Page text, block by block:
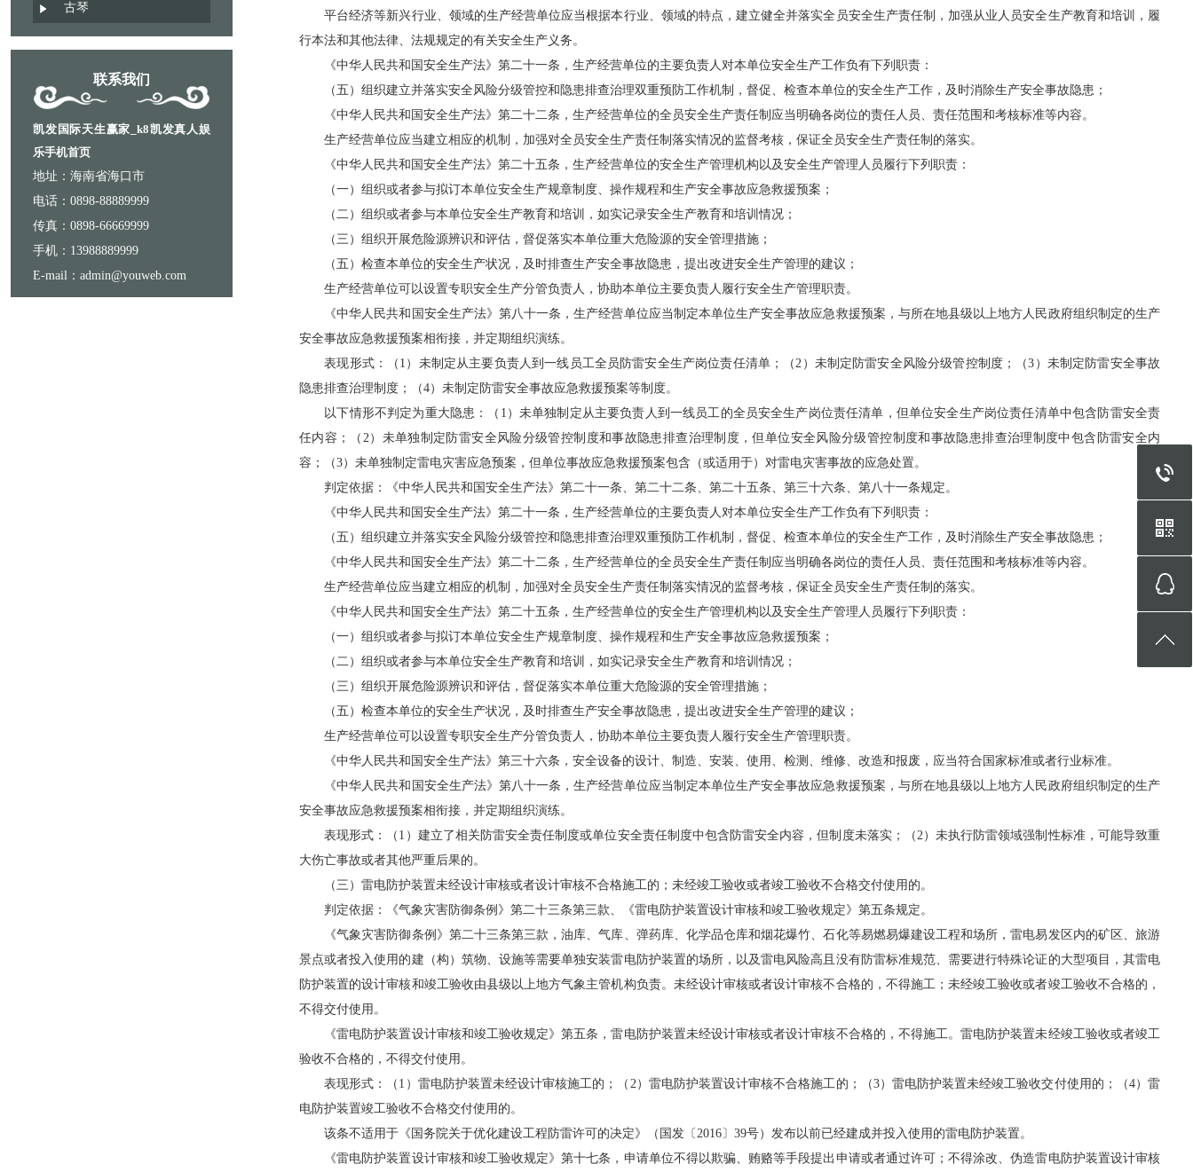
古琴
联系我们
凯发国际天生赢家_k8凯发真人娱
乐手机首页
地址：海南省海口市
电话：0898-88889999
传真：0898-66669999
手机：13988889999
E-mail：admin@youweb.com
平台经济等新兴行业、领域的生产经营单位应当根据本行业、领域的特点，建立健全并落实全员安全生产责任制，加强从业人员安全生产教育和培训，履
行本法和其他法律、法规规定的有关安全生产义务。
《中华人民共和国安全生产法》第二十一条，生产经营单位的主要负责人对本单位安全生产工作负有下列职责：
（五）组织建立并落实安全风险分级管控和隐患排查治理双重预防工作机制，督促、检查本单位的安全生产工作，及时消除生产安全事故隐患；
《中华人民共和国安全生产法》第二十二条，生产经营单位的全员安全生产责任制应当明确各岗位的责任人员、责任范围和考核标准等内容。
生产经营单位应当建立相应的机制，加强对全员安全生产责任制落实情况的监督考核，保证全员安全生产责任制的落实。
《中华人民共和国安全生产法》第二十五条，生产经营单位的安全生产管理机构以及安全生产管理人员履行下列职责：
（一）组织或者参与拟订本单位安全生产规章制度、操作规程和生产安全事故应急救援预案；
（二）组织或者参与本单位安全生产教育和培训，如实记录安全生产教育和培训情况；
（三）组织开展危险源辨识和评估，督促落实本单位重大危险源的安全管理措施；
（五）检查本单位的安全生产状况，及时排查生产安全事故隐患，提出改进安全生产管理的建议；
生产经营单位可以设置专职安全生产分管负责人，协助本单位主要负责人履行安全生产管理职责。
《中华人民共和国安全生产法》第八十一条，生产经营单位应当制定本单位生产安全事故应急救援预案，与所在地县级以上地方人民政府组织制定的生产
安全事故应急救援预案相衔接，并定期组织演练。
表现形式：（1）未制定从主要负责人到一线员工全员防雷安全生产岗位责任清单；（2）未制定防雷安全风险分级管控制度；（3）未制定防雷安全事故
隐患排查治理制度；（4）未制定防雷安全事故应急救援预案等制度。
以下情形不判定为重大隐患：（1）未单独制定从主要负责人到一线员工的全员安全生产岗位责任清单，但单位安全生产岗位责任清单中包含防雷安全责
任内容；（2）未单独制定防雷安全风险分级管控制度和事故隐患排查治理制度，但单位安全风险分级管控制度和事故隐患排查治理制度中包含防雷安全内
容；（3）未单独制定雷电灾害应急预案，但单位事故应急救援预案包含（或适用于）对雷电灾害事故的应急处置。
判定依据：《中华人民共和国安全生产法》第二十一条、第二十二条、第二十五条、第三十六条、第八十一条规定。
《中华人民共和国安全生产法》第二十一条，生产经营单位的主要负责人对本单位安全生产工作负有下列职责：
（五）组织建立并落实安全风险分级管控和隐患排查治理双重预防工作机制，督促、检查本单位的安全生产工作，及时消除生产安全事故隐患；
《中华人民共和国安全生产法》第二十二条，生产经营单位的全员安全生产责任制应当明确各岗位的责任人员、责任范围和考核标准等内容。
生产经营单位应当建立相应的机制，加强对全员安全生产责任制落实情况的监督考核，保证全员安全生产责任制的落实。
《中华人民共和国安全生产法》第二十五条，生产经营单位的安全生产管理机构以及安全生产管理人员履行下列职责：
（一）组织或者参与拟订本单位安全生产规章制度、操作规程和生产安全事故应急救援预案；
（二）组织或者参与本单位安全生产教育和培训，如实记录安全生产教育和培训情况；
（三）组织开展危险源辨识和评估，督促落实本单位重大危险源的安全管理措施；
（五）检查本单位的安全生产状况，及时排查生产安全事故隐患，提出改进安全生产管理的建议；
生产经营单位可以设置专职安全生产分管负责人，协助本单位主要负责人履行安全生产管理职责。
《中华人民共和国安全生产法》第三十六条，安全设备的设计、制造、安装、使用、检测、维修、改造和报废，应当符合国家标准或者行业标准。
《中华人民共和国安全生产法》第八十一条，生产经营单位应当制定本单位生产安全事故应急救援预案，与所在地县级以上地方人民政府组织制定的生产
安全事故应急救援预案相衔接，并定期组织演练。
表现形式：（1）建立了相关防雷安全责任制度或单位安全责任制度中包含防雷安全内容，但制度未落实；（2）未执行防雷领域强制性标准，可能导致重
大伤亡事故或者其他严重后果的。
（三）雷电防护装置未经设计审核或者设计审核不合格施工的；未经竣工验收或者竣工验收不合格交付使用的。
判定依据：《气象灾害防御条例》第二十三条第三款、《雷电防护装置设计审核和竣工验收规定》第五条规定。
《气象灾害防御条例》第二十三条第三款，油库、气库、弹药库、化学品仓库和烟花爆竹、石化等易燃易爆建设工程和场所，雷电易发区内的矿区、旅游
景点或者投入使用的建（构）筑物、设施等需要单独安装雷电防护装置的场所，以及雷电风险高且没有防雷标准规范、需要进行特殊论证的大型项目，其雷电
防护装置的设计审核和竣工验收由县级以上地方气象主管机构负责。未经设计审核或者设计审核不合格的，不得施工；未经竣工验收或者竣工验收不合格的，
不得交付使用。
《雷电防护装置设计审核和竣工验收规定》第五条，雷电防护装置未经设计审核或者设计审核不合格的，不得施工。雷电防护装置未经竣工验收或者竣工
验收不合格的，不得交付使用。
表现形式：（1）雷电防护装置未经设计审核施工的；（2）雷电防护装置设计审核不合格施工的；（3）雷电防护装置未经竣工验收交付使用的；（4）雷
电防护装置竣工验收不合格交付使用的。
该条不适用于《国务院关于优化建设工程防雷许可的决定》（国发〔2016〕39号）发布以前已经建成并投入使用的雷电防护装置。
《雷电防护装置设计审核和竣工验收规定》第十七条，申请单位不得以欺骗、贿赂等手段提出申请或者通过许可；不得涂改、伪造雷电防护装置设计审核